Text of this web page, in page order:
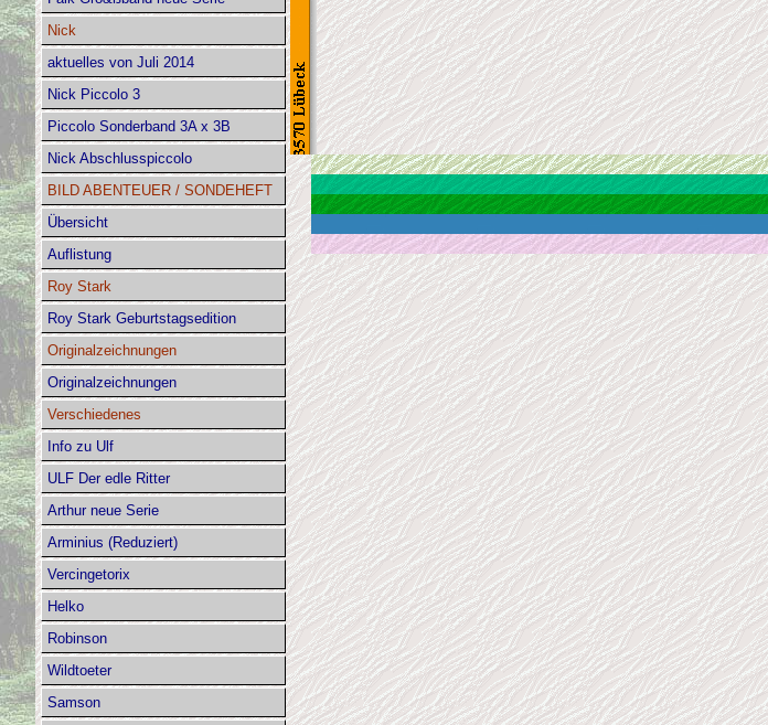
Nick
aktuelles von Juli 2014
Nick Piccolo 3
Piccolo Sonderband 3A x 3B
Nick Abschlusspiccolo
BILD ABENTEUER / SONDEHEFT
Übersicht
Auflistung
Roy Stark
Roy Stark Geburtstagsedition
Originalzeichnungen
Originalzeichnungen
Verschiedenes
Info zu Ulf
ULF Der edle Ritter
Arthur neue Serie
Arminius (Reduziert)
Vercingetorix
Helko
Robinson
Wildtoeter
Samson